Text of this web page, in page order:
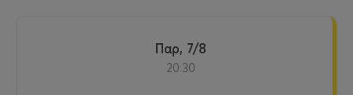
Παρ, 7/8
20:30